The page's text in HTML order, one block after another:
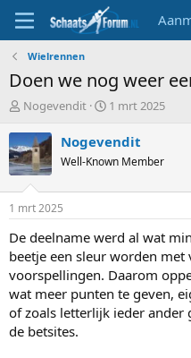
Wielrennen
Doen we nog weer
T
p
i
c
s
a
r
e
r
Nogevendit
S
a
t
t
u
1 mrt 2025
Nogevendit
Well-Known Member
1 mrt 2025
De deelname werd al wat
beetje een sleur worden met
voorspellingen. Daarom
wat meer punten te geven,
of zoals letterlijk ieder
de betsites.